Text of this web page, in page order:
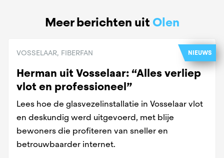
Meer berichten uit Olen
NIEUWS
VOSSELAAR, FIBERFAN
Herman uit Vosselaar: “Alles verliep
vlot en professioneel”
Lees hoe de glasvezelinstallatie in Vosselaar vlot
en deskundig werd uitgevoerd, met blije
bewoners die profiteren van sneller en
betrouwbaarder internet.